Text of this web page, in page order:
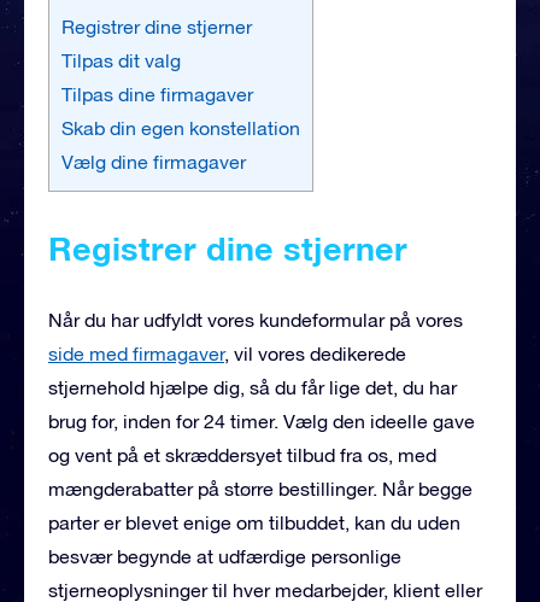
Registrer dine stjerner
Tilpas dit valg
Tilpas dine firmagaver
Skab din egen konstellation
Vælg dine firmagaver
Registrer dine stjerner
Når du har udfyldt vores kundeformular på vores
side med firmagaver, vil vores dedikerede
stjernehold hjælpe dig, så du får lige det, du har
brug for, inden for 24 timer. Vælg den ideelle gave
og vent på et skræddersyet tilbud fra os, med
mængderabatter på større bestillinger. Når begge
parter er blevet enige om tilbuddet, kan du uden
besvær begynde at udfærdige personlige
stjerneoplysninger til hver medarbejder, klient eller